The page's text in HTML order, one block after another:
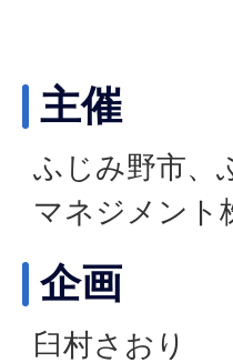
主催
ふじみ野市、
マネジメント
企画
臼村さおり